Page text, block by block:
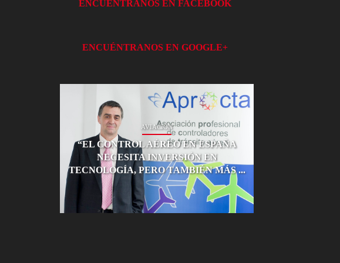
ENCUÉNTRANOS EN FACEBOOK
ENCUÉNTRANOS EN GOOGLE+
AVIACIÓN
“EL CONTROL AÉREO EN ESPAÑA
NECESITA INVERSIÓN EN
TECNOLOGÍA, PERO TAMBIÉN MÁS ...